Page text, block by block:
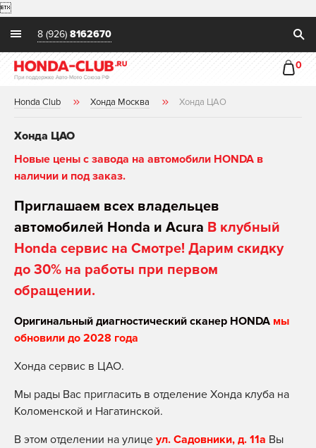

8 (926) 8162670
0
Honda Club Хонда Москва Хонда ЦАО
Хонда ЦАО
Новые цены с завода на автомобили HONDA в
наличии и под заказ.
Приглашаем всех владельцев
автомобилей Honda и Acura В клубный
Honda сервис на Смотре! Дарим скидку
до 30% на работы при первом
обращении.
Оригинальный диагностический сканер HONDA мы
обновили до 2028 года
Хонда сервис в ЦАО.
Мы рады Вас пригласить в отделение Хонда клуба на
Коломенской и Нагатинской.
В этом отделении на улице ул. Садовники, д. 11а Вы